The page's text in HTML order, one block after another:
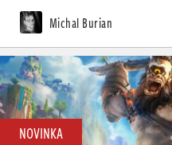
Michal Burian
NOVINKA